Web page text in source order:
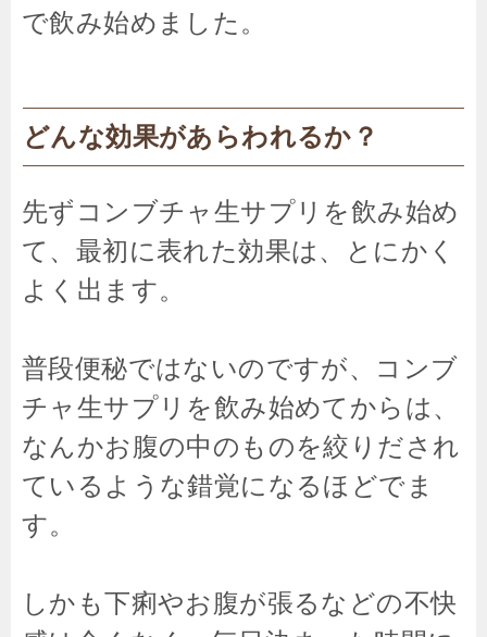
で飲み始めました。
どんな効果があらわれるか？
先ずコンブチャ生サプリを飲み始め
て、最初に表れた効果は、とにかく
よく出ます。
普段便秘ではないのですが、コンブ
チャ生サプリを飲み始めてからは、
なんかお腹の中のものを絞りだされ
ているような錯覚になるほどでま
す。
しかも下痢やお腹が張るなどの不快